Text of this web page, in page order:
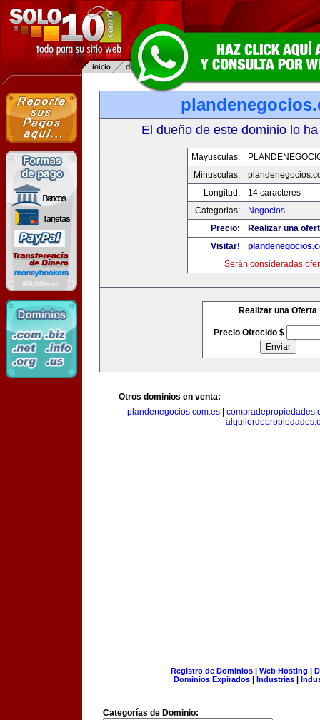
El dueño de este dominio lo
Mayusculas:
Minusculas:
Longitud:
14 caracteres
Categorias:
Negocios
Precio:
Realizar una
Visitar!
Serán consideradas
Realizar una Oferta
Precio Ofrecido $
Otros dominios en venta:
plandenegocios.com.es|
Registro de Dominios| Web Hosting |
Dominios Expirados | Industrias |
Categorías de Dominio: